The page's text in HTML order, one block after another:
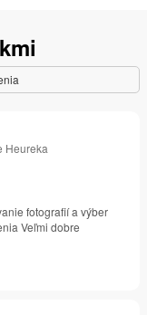
Heureka
fotografií a výber
Veľmi dobre